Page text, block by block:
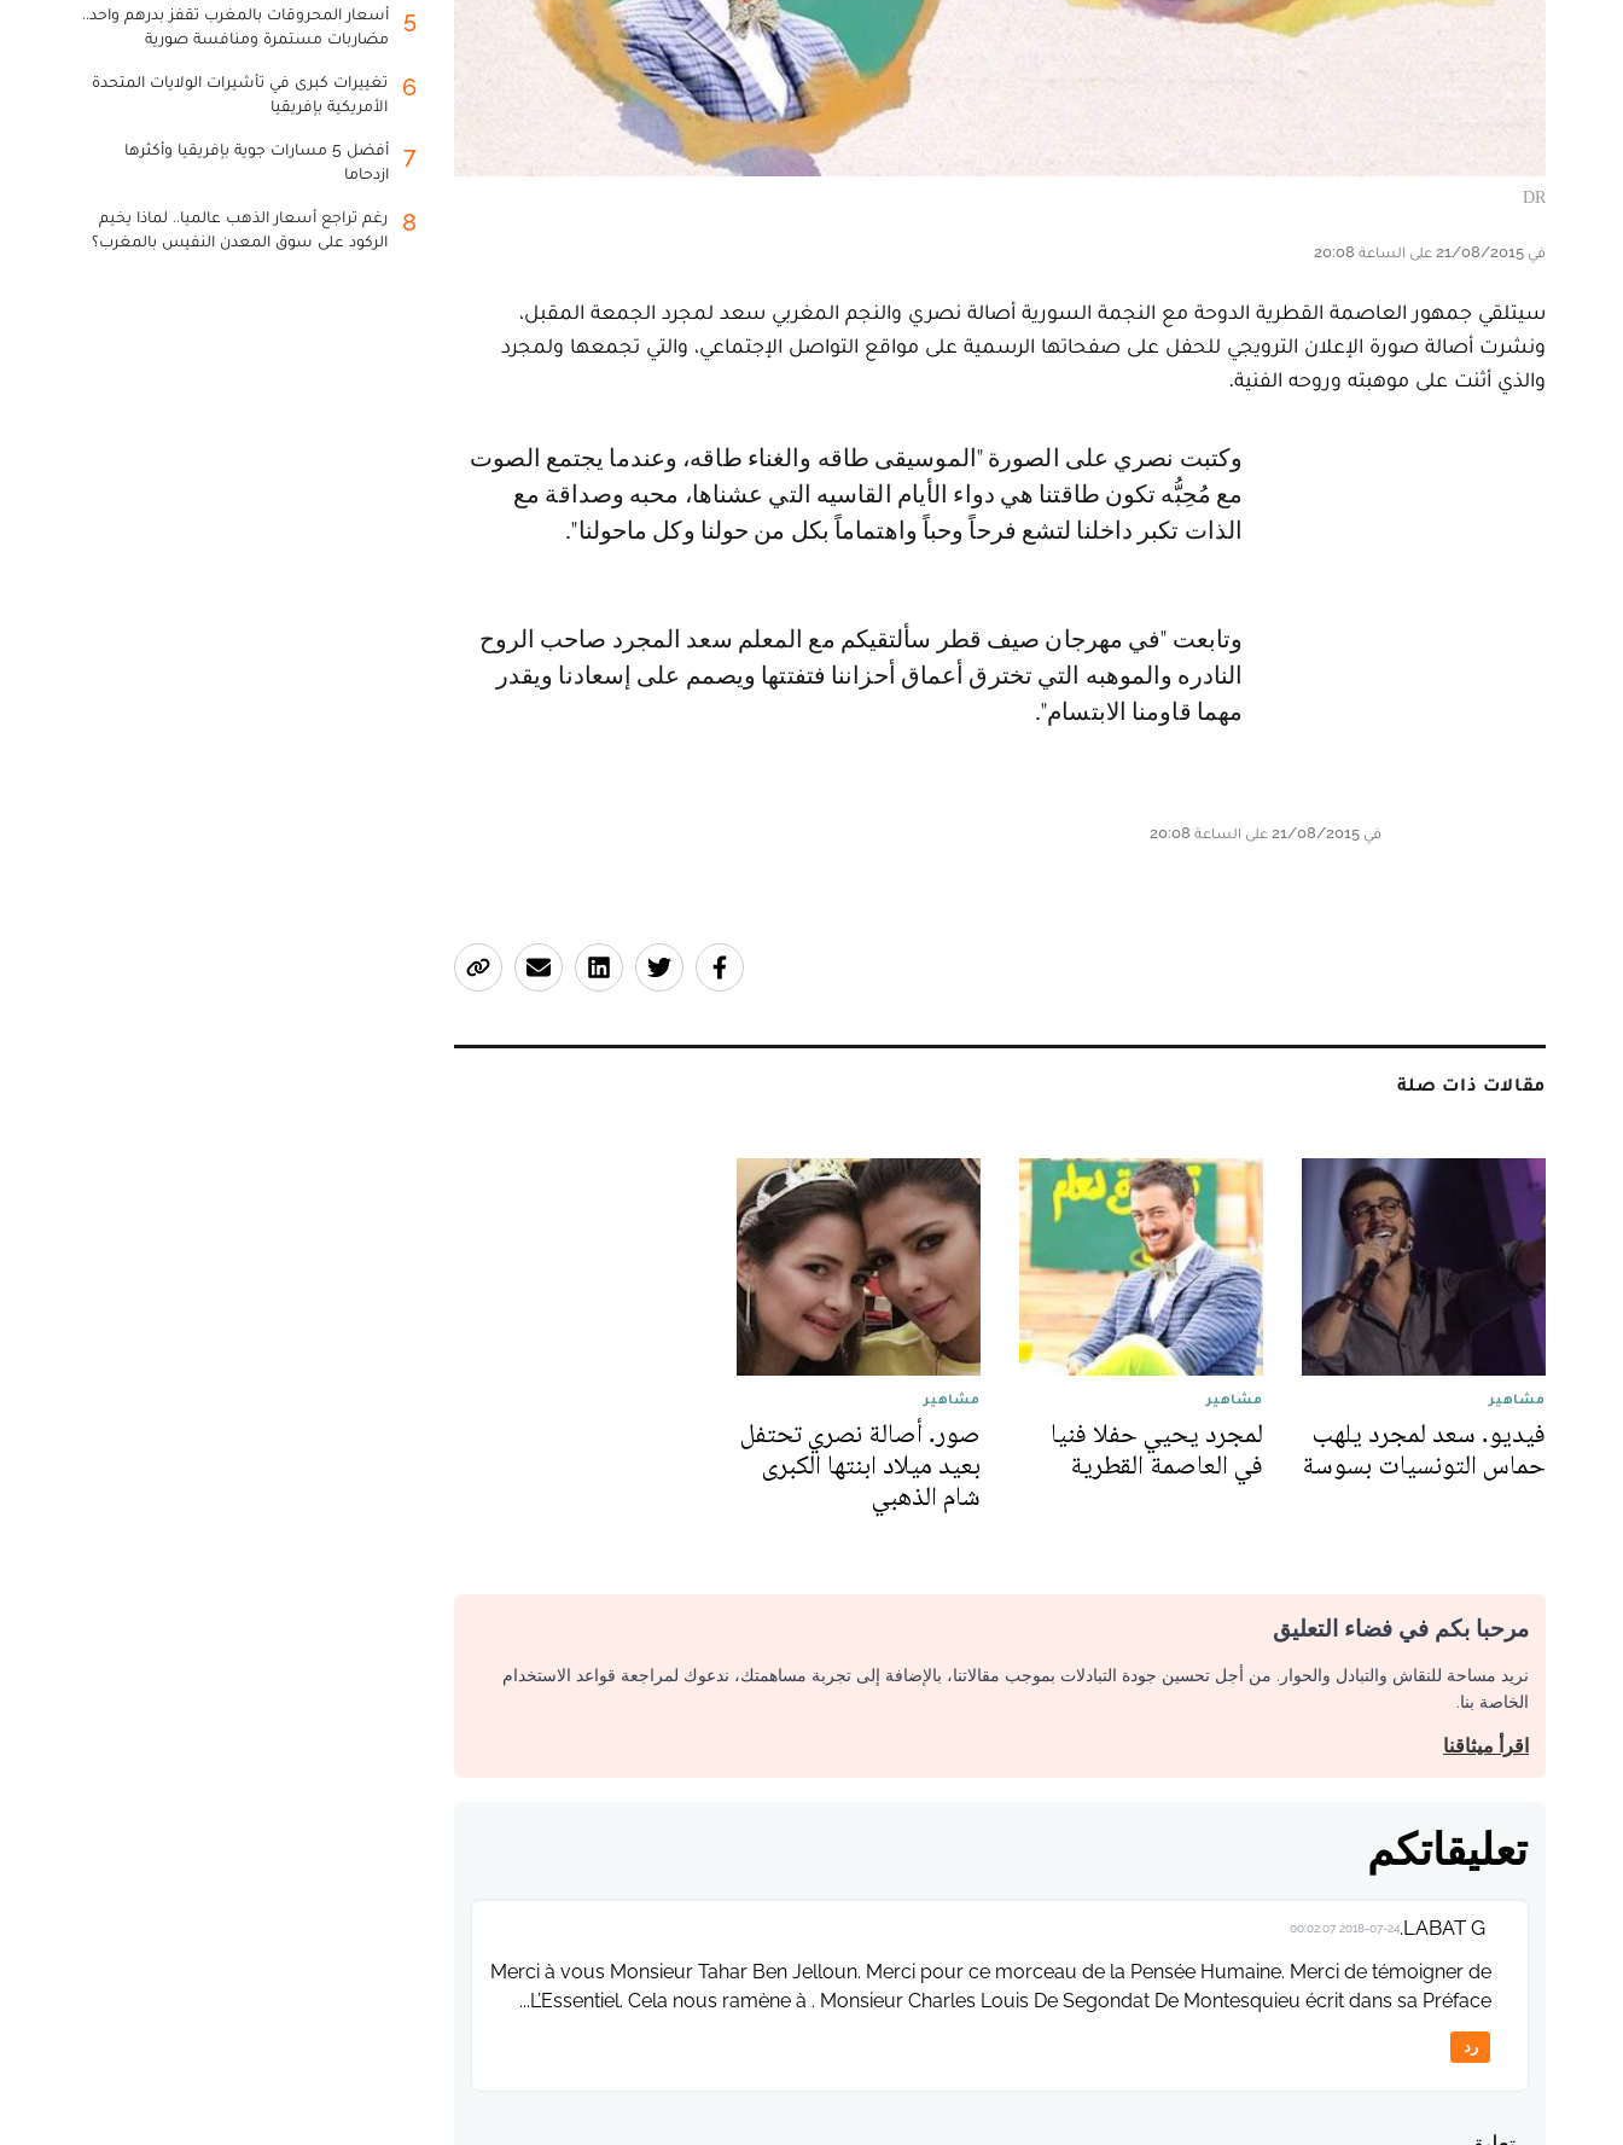
DR
في 21/08/2015 على الساعة 20:08
سيتلقي جمهور العاصمة القطرية الدوحة مع النجمة السورية أصالة نصري والنجم المغربي سعد لمجرد الجمعة المقبل،
ونشرت أصالة صورة الإعلان الترويجي للحفل على صفحاتها الرسمية على مواقع التواصل الإجتماعي، والتي تجمعها ولمجرد
والذي أثنت على موهبته وروحه الفنية.
وكتبت نصري على الصورة "الموسيقى طاقه والغناء طاقه، وعندما يجتمع الصوت
مع مُحِبُّه تكون طاقتنا هي دواء الأيام القاسيه التي عشناها، محبه وصداقة مع
الذات تكبر داخلنا لتشع فرحاً وحباً واهتماماً بكل من حولنا وكل ماحولنا".
وتابعت "في مهرجان صيف قطر سألتقيكم مع المعلم سعد المجرد صاحب الروح
النادره والموهبه التي تخترق أعماق أحزاننا فتفتتها ويصمم على إسعادنا ويقدر
مهما قاومنا الابتسام".
في 21/08/2015 على الساعة 20:08
مقالات ذات صلة
مشاهير
فيديو. سعد لمجرد يلهب
حماس التونسيات بسوسة
مشاهير
لمجرد يحيي حفلا فنيا
في العاصمة القطرية
مشاهير
صور. أصالة نصري تحتفل
بعيد ميلاد ابنتها الكبرى
شام الذهبي
مرحبا بكم في فضاء التعليق
نريد مساحة للنقاش والتبادل والحوار. من أجل تحسين جودة التبادلات بموجب مقالاتنا، بالإضافة إلى تجربة مساهمتك، ندعوك لمراجعة قواعد الاستخدام
الخاصة بنا.
اقرأ ميثاقنا
تعليقاتكم
LABAT G.
2018-07-24 00:02:07
Merci à vous Monsieur Tahar Ben Jelloun. Merci pour ce morceau de la Pensée Humaine. Merci de témoigner de
L’Essentiel. Cela nous ramène à . Monsieur Charles Louis De Segondat De Montesquieu écrit dans sa Préface...
رد
5
أسعار المحروقات بالمغرب تقفز بدرهم واحد..
مضاربات مستمرة ومنافسة صورية
6
تغييرات كبرى في تأشيرات الولايات المتحدة
الأمريكية بإفريقيا
7
أفضل 5 مسارات جوية بإفريقيا وأكثرها
ازدحاما
8
رغم تراجع أسعار الذهب عالميا.. لماذا يخيم
الركود على سوق المعدن النفيس بالمغرب؟